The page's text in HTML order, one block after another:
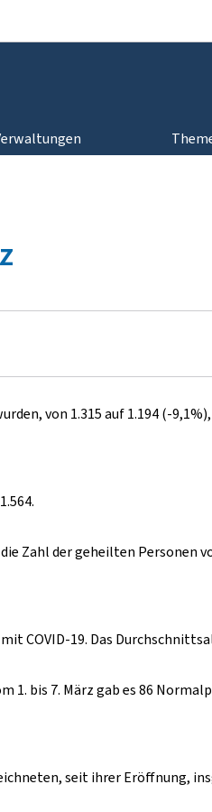
von 1.315 auf 1.194 (-
Zahl der geheilten Personen
COVID-19. Das
1. bis 7. März gab es 86
seit ihrer Eröffnung,